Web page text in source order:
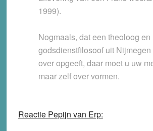
1999).
Nogmaals, dat een theoloog en
godsdienstfilosoof uit
over opgeeft, daar moet u uw
maar zelf over vormen.
Reactie Pepijn van Erp: